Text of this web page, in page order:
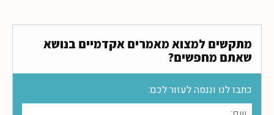
מתקשים למצוא מאמרים אקדמיים בנושא
שאתם מחפשים?
כתבו לנו וננסה לעזור לכם: